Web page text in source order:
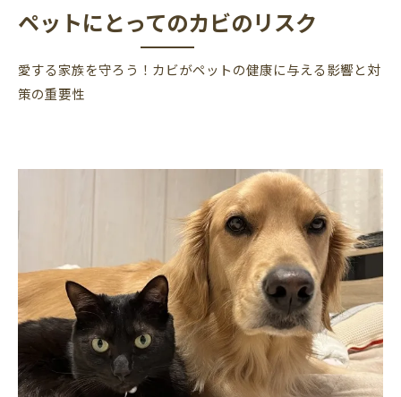
ペットにとってのカビのリスク
愛する家族を守ろう！カビがペットの健康に与える影響と対
策の重要性